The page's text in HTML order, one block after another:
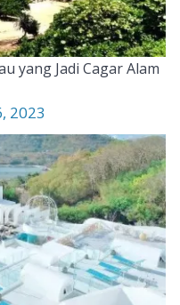
yang Jadi Cagar Alam
2023